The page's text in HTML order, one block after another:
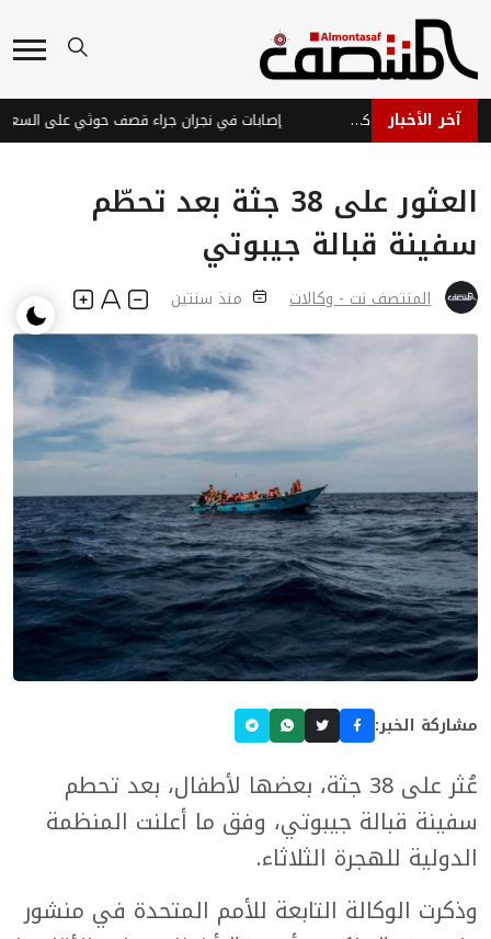
آخر الأخبار قوات الطوارئ اليمنية تنفي سقوط خسائر بشرية وتؤكد جاهزيتها إصابات في نجران جراء قصف حوثي على
العثور على 38 جثة بعد تحطّم
سفينة قبالة جيبوتي
المنتصف نت - وكالات منذ سنتين
مشاركة الخبر:
عُثر على 38 جثة، بعضها لأطفال، بعد تحطم
سفينة قبالة جيبوتي، وفق ما أعلنت المنظمة
الدولية للهجرة الثلاثاء.
وذكرت الوكالة التابعة للأمم المتحدة في منشور